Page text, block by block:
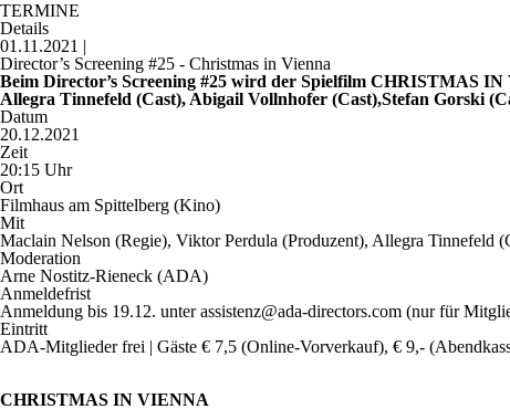
TERMINE
Details
01.11.2021 |
Director’s Screening #25 - Christmas in Vienna
Beim Director’s Screening #25 wird der Spielfilm CHRISTMAS
Allegra Tinnefeld (Cast), Abigail Vollnhofer (Cast),Stefan Gorski
Datum
20.12.2021
Zeit
20:15 Uhr
Ort
Filmhaus am Spittelberg (Kino)
Mit
Maclain Nelson (Regie), Viktor Perdula (Produzent), Allegra Tinnefeld
Moderation
Arne Nostitz-Rieneck (ADA)
Anmeldefrist
Anmeldung bis 19.12. unter assistenz@ada-directors.com (nur für
Eintritt
ADA-Mitglieder frei | Gäste € 7,5 (Online-Vorverkauf), € 9,-
CHRISTMAS IN VIENNA